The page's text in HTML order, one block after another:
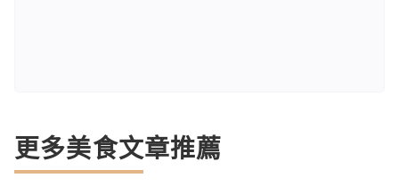
更多美食文章推薦